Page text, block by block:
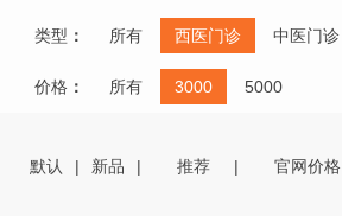
类型 ： 所有 西医门诊 中医门诊
价格 ： 所有 3000 5000
默认 新品 推荐 官网价格